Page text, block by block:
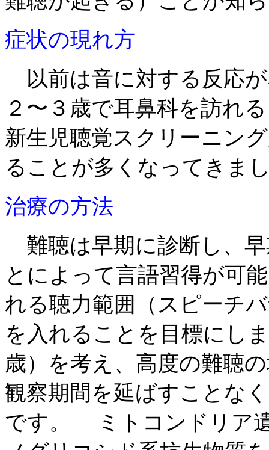
症状の現れ方
以前は音に対する反応
２〜３歳で耳鼻科を訪れ
新生児聴覚スクリーニン
ることが多くなってきま
治療の方法
難聴は早期に診断し、
とによって言語習得が可
れる聴力範囲（スピーチ
を入れることを目標にし
歳）を考え、高度の難聴
観察期間を延ばすことな
です。 ミトコンドリア